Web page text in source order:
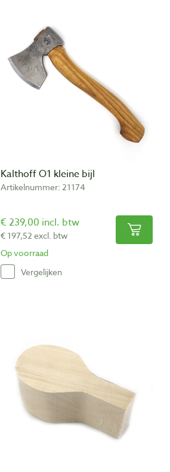
Kalthoff O1 kleine bijl
Artikelnummer: 21174
€ 239,00 incl. btw
€ 197,52 excl. btw
Op voorraad
Vergelijken